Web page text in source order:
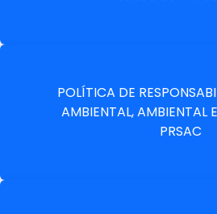
POLÍTICA DE
AMBIENTAL, AMBIENTAL
PRSAC